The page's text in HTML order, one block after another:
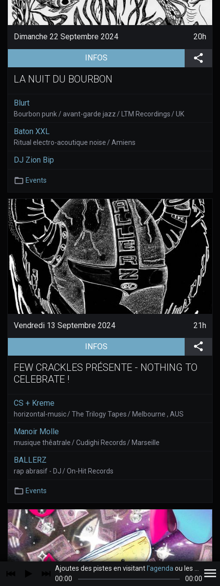
Dimanche 22 Septembre 2024 20h
INFOS (aller à la page de l'évènement)
LA NUIT DU BOURBON
Blurt
Bourbon punk / avant-garde jazz / LTM Recordings / UK
Baton XXL
Ritual electro-acoutique noise / Amiens
DJ Zion Bip
Events
Vendredi 13 Septembre 2024 21h
INFOS (aller à la page de l'évènement)
FEW CRACKLES PRÉSENTE - NOTHING TO
CELEBRATE !
CS + Kreme
horizontal-music / The Trilogy Tapes / Melbourne , AUS
Manoir Molle
musique thêatrale / Cudighi Records / Marseille
BALLERZ
rap abrasif - DJ / On-Hit Records
Events
Ajoutes des pistes en visitant l'agenda ou les
archives
00:00
00:00